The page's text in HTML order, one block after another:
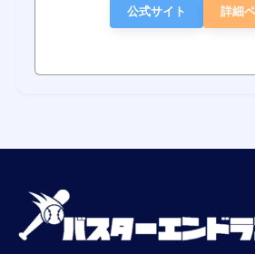
公式サイト 詳細